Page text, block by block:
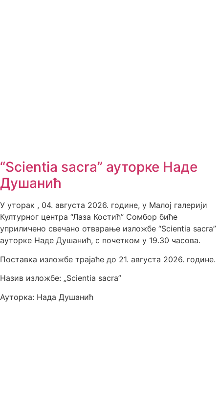
“Scientia sacra” ауторке Наде
Душанић
У уторак , 04. августа 2026. године, у Малој галерији
Културног центра “Лаза Костић” Сомбор биће
уприличено свечано отварање изложбе “Scientia sacra”
ауторке Наде Душанић, с почетком у 19.30 часова.
Поставка изложбе трајаће до 21. августа 2026. године.
Назив изложбе: „Scientia sacra”
Ауторка: Нада Душанић